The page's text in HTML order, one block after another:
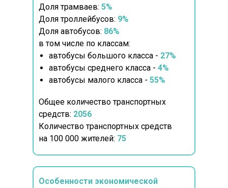
Доля трамваев: 5%
Доля троллейбусов: 9%
Доля автобусов: 86%
в том числе по классам:
автобусы большого класса - 27%
автобусы среднего класса - 4%
автобусы малого класса - 55%
Общее количество транспортных
средств: 2056
Количество транспортных средств
на 100 000 жителей: 75
Особенности экономической